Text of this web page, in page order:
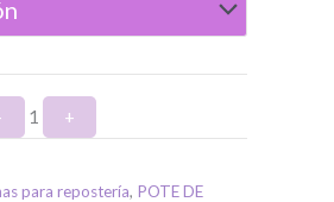
1 +
para repostería, POTE DE